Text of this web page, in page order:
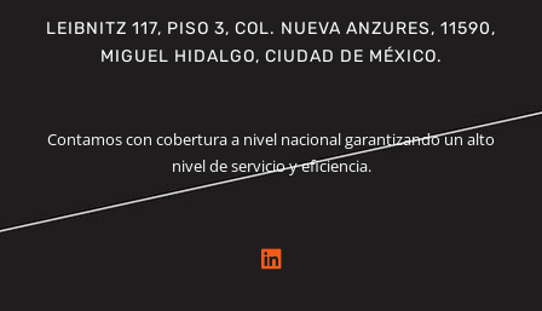
LEIBNITZ 117, PISO 3, COL. NUEVA ANZURES, 11590,
MIGUEL HIDALGO, CIUDAD DE MÉXICO.
Contamos con cobertura a nivel nacional garantizando un alto
nivel de servicio y eficiencia.